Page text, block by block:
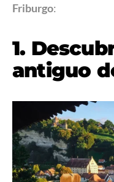
Friburgo:
1.
antiguo